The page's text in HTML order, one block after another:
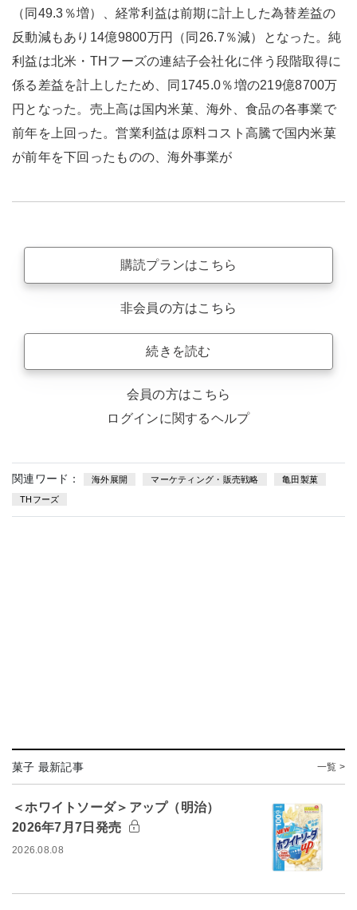
（同49.3％増）、経常利益は前期に計上した為替差益の
反動減もあり14億9800万円（同26.7％減）となった。純
利益は北米・THフーズの連結子会社化に伴う段階取得に
係る差益を計上したため、同1745.0％増の219億8700万
円となった。売上高は国内米菓、海外、食品の各事業で
前年を上回った。営業利益は原料コスト高騰で国内米菓
が前年を下回ったものの、海外事業が
購読プランはこちら
非会員の方はこちら
続きを読む
会員の方はこちら
ログインに関するヘルプ
関連ワード： 海外展開 マーケティング・販売戦略 亀田製菓
THフーズ
菓子 最新記事 一覧 >
＜ホワイトソーダ＞アップ（明治）
2026年7月7日発売
2026.08.08